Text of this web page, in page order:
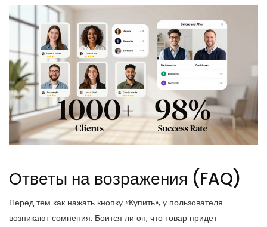
Ответы на возражения (FAQ)
Перед тем как нажать кнопку «Купить», у пользователя
возникают сомнения. Боится ли он, что товар придет